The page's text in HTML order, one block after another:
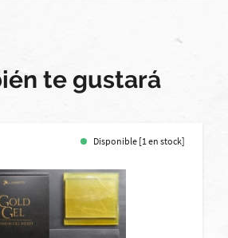
te gustará
Disponible [1 en stock]